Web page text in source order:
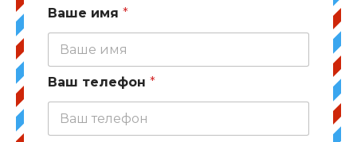
Ваше имя *
Ваш телефон *